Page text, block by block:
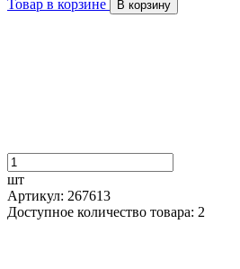
Товар в корзине
В корзину
шт
Артикул: 267613
Доступное количество товара: 2